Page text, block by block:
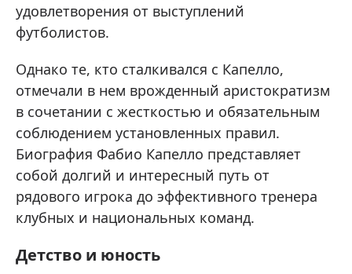
удовлетворения от выступлений
футболистов.
Однако те, кто сталкивался с Капелло,
отмечали в нем врожденный аристократизм
в сочетании с жесткостью и обязательным
соблюдением установленных правил.
Биография Фабио Капелло представляет
собой долгий и интересный путь от
рядового игрока до эффективного тренера
клубных и национальных команд.
Детство и юность